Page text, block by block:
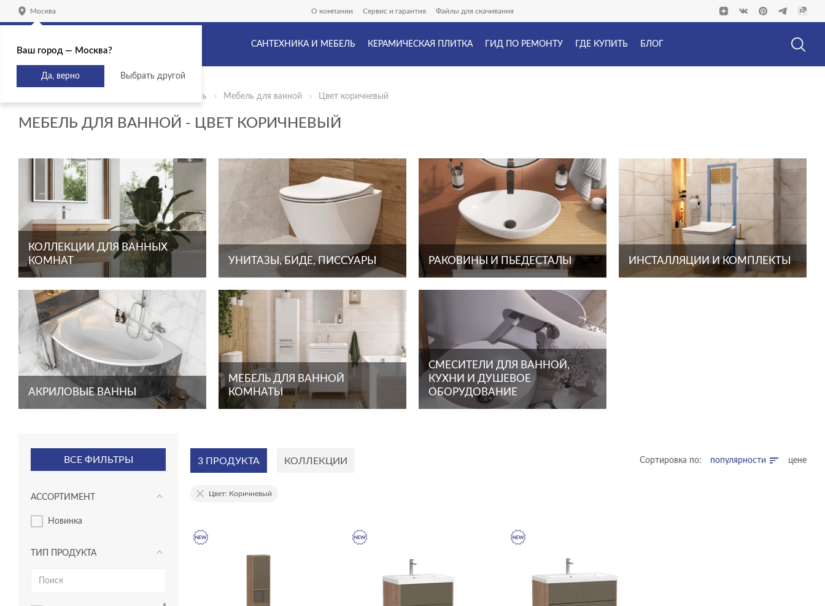
Москва О компании Сервис и гарантия Файлы для скачивания
САНТЕХНИКА И МЕБЕЛЬ КЕРАМИЧЕСКАЯ ПЛИТКА ГИД ПО РЕМОНТУ ГДЕ КУПИТЬ БЛОГ
Сантехника и мебель Мебель для ванной Цвет коричневый
МЕБЕЛЬ ДЛЯ ВАННОЙ - ЦВЕТ КОРИЧНЕВЫЙ
КОЛЛЕКЦИИ ДЛЯ ВАННЫХ
КОМНАТ
УНИТАЗЫ, БИДЕ, ПИССУАРЫ РАКОВИНЫ И ПЬЕДЕСТАЛЫ ИНСТАЛЛЯЦИИ И КОМПЛЕКТЫ
АКРИЛОВЫЕ ВАННЫ
МЕБЕЛЬ ДЛЯ ВАННОЙ
КОМНАТЫ
СМЕСИТЕЛИ ДЛЯ ВАННОЙ,
КУХНИ И ДУШЕВОЕ
ОБОРУДОВАНИЕ
ВСЕ ФИЛЬТРЫ
АССОРТИМЕНТ
новинка
ТИП ПРОДУКТА
3 ПРОДУКТА КОЛЛЕКЦИИ Сортировка по: популярности цене
Цвет: Коричневый
Ваш город — Москва?
Да, верно Выбрать другой